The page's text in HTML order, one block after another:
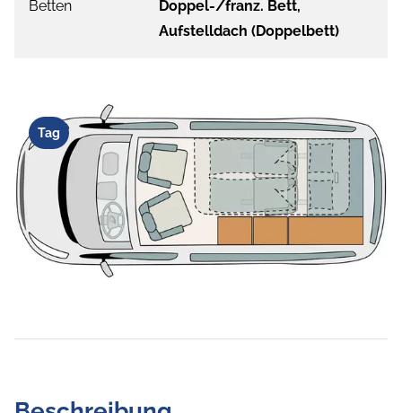
Betten
Doppel-/franz. Bett,
Aufstelldach (Doppelbett)
Tag